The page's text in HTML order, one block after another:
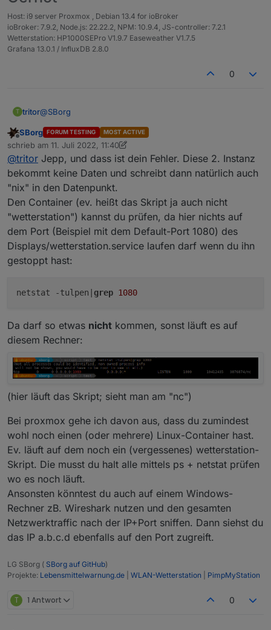
simple-api .0
2022-07-11 11 : 00: 26.292 debug
simple-api.0
Host: i9 server Proxmox , Debian 13.4 for ioBroker
ioBroker: 7.9.2, Node.js: 22.22.2, NPM: 10.9.4, JS-controller: 7.2.1
Wetterstation: HP1000SEPro V1.9.7 Easeweather V1.7.5
Grafana 13.0.1 / InfluxDB 2.8.0
0
T tritor@SBorg
ich habe mal den service gestoppt:
iobroker@ioBroker-prox:~$ systemctl status
● wetterstation.service - Service für ioBroker
Active: inactive (dead) since Mon 2022-07-
Process: 401 ExecStart=/home/iobroker/
Main PID: 401 (code=killed, signal=TERM)
iobroker@ioBroker-prox:~$ ps aux | grep
Dann hier das log vom simple adapter:
simple-api.0
2022-07-11 11:00:26.297	debug	Add to
simple-api.0
2022-07-11 11:00:26.297	debug	Add to
simple-api.0
2022-07-11 11:00:26.297	debug	Add to
simple-api.0
2022-07-11 11:00:26.292	debug	POST-setBulk
simple-api.0
simple-api.0
2022-07-11 11:00:26.292	debug	POST-setBulk
2022-07-11 11:00:26.292	debug	3:
2022-07-11 11:00:26.292	debug	2:
simple-api.0
2022-07-11 11:00:26.292	debug	1:
2022-07-11 11:00:26.292	debug	0:
simple-api.0
2022-07-11 11:00:26.292	debug	POST-setBulk:
simple-api.0
Da läuft noch irgendwo ein Code, irgendeine Ahnung,
wie ich das identifiziere?
Offline
SBorg FORUM TESTING MOST ACTIVE
schrieb am 11. Juli 2022, 11:40
zuletzt editiert von SBorg 7. Nov. 2022, 13:52
@tritor Jepp, und dass ist dein Fehler. Diese 2. Instanz
bekommt keine Daten und schreibt dann natürlich auch
"nix" in den Datenpunkt.
Den Container (ev. heißt das Skript ja auch nicht
"wetterstation") kannst du prüfen, da hier nichts auf
dem Port (Beispiel mit dem Default-Port 1080) des
Displays/wetterstation.service laufen darf wenn du ihn
gestoppt hast:
netstat -tulpen|grep 1080
Da darf so etwas nicht kommen, sonst läuft es auf
diesem Rechner:
(hier läuft das Skript; sieht man am "nc")
Bei proxmox gehe ich davon aus, dass du zumindest
wohl noch einen (oder mehrere) Linux-Container hast.
Ev. läuft auf dem noch ein (vergessenes) wetterstation-
Skript. Die musst du halt alle mittels ps + netstat prüfen
wo es noch läuft.
Ansonsten könntest du auch auf einem Windows-
Rechner zB. Wireshark nutzen und den gesamten
Netzwerktraffic nach der IP+Port sniffen. Dann siehst du
das IP a.b.c.d ebenfalls auf den Port zugreift.
LG SBorg ( SBorg auf GitHub)
Projekte: Lebensmittelwarnung.de WLAN-Wetterstation PimpMyStation
T 1 Antwort 0